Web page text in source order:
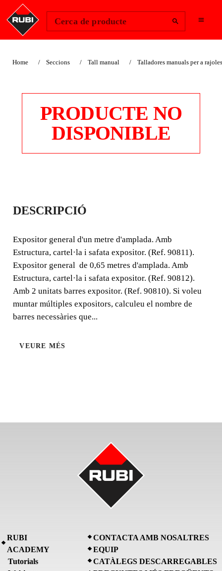
Cerca de producte
Home Seccions Tall manual Talladores manuals per a
PRODUCTE NO
DISPONIBLE
EXPOSITOR
GENERAL
Expositor general d'un metre d'amplada. Amb Estructura,
cartel·la i safata expositor.
DESCRIPCIÓ
Expositor general d'un metre d'amplada. Amb
Estructura, cartel·la i safata expositor. (Ref. 90811).
Expositor general de 0,65 metres d'amplada. Amb
Estructura, cartel·la i safata expositor. (Ref. 90812).
Amb 2 unitats barres expositor. (Ref. 90810). Si voleu
muntar múltiples expositors, calculeu el nombre de
barres necessàries que...
VEURE MÉS
RUBI
ACADEMY
Tutorials
CONTACTA AMB NOSALTRES
EQUIP
CATÀLEGS DESCARREGABLES